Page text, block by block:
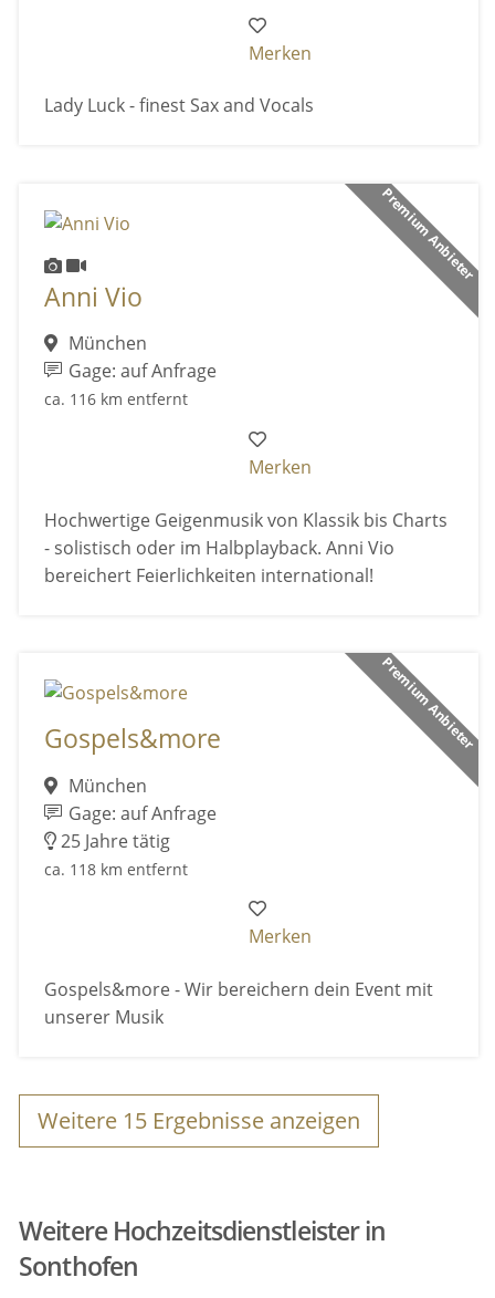
Merken
Lady Luck - finest Sax and Vocals
Premium Anbieter
Anni Vio
München
Gage: auf Anfrage
ca. 116 km entfernt
Merken
Hochwertige Geigenmusik von Klassik bis Charts
- solistisch oder im Halbplayback. Anni Vio
bereichert Feierlichkeiten international!
Premium Anbieter
Gospels&more
München
Gage: auf Anfrage
25 Jahre tätig
ca. 118 km entfernt
Merken
Gospels&more - Wir bereichern dein Event mit
unserer Musik
Weitere 15 Ergebnisse anzeigen
Weitere Hochzeitsdienstleister in
Sonthofen